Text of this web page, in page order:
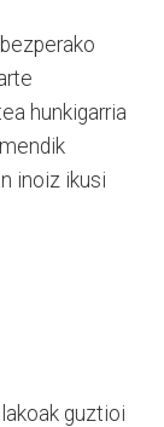
hunkigarria
inoiz ikusi
guztioi